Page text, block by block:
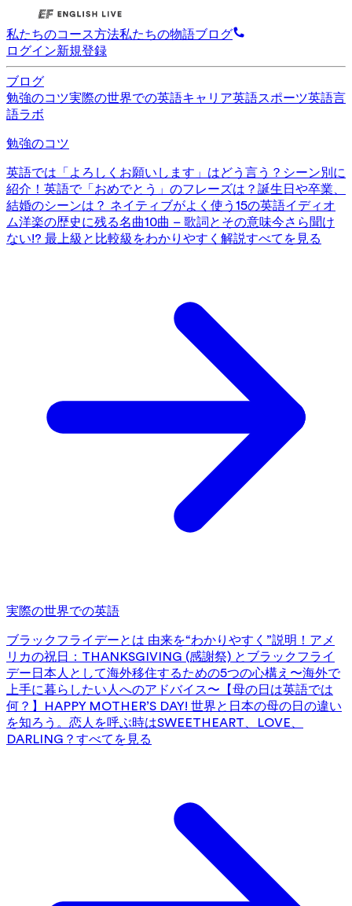
私たちのコース方法私たちの物語ブログ
ログイン新規登録
ブログ
勉強のコツ実際の世界での英語キャリア英語スポーツ英語言
語ラボ
勉強のコツ
英語では「よろしくお願いします」はどう言う？シーン別に
紹介！ 英語で「おめでとう」のフレーズは？誕生日や卒業、
結婚のシーンは？ ネイティブがよく使う15の英語イディオ
ム洋楽の歴史に残る名曲10曲 – 歌詞とその意味今さら聞け
ない!? 最上級と比較級をわかりやすく解説すべてを見る
実際の世界での英語
ブラックフライデーとは 由来を“わかりやすく”説明！ アメ
リカの祝日：THANKSGIVING (感謝祭) とブラックフライ
デー 日本人として海外移住するための5つの心構え〜海外で
上手に暮らしたい人へのアドバイス〜 【母の日は英語では
何？】HAPPY MOTHER’S DAY! 世界と日本の母の日の違い
を知ろう。 恋人を呼ぶ時はSWEETHEART、LOVE、
DARLING？ すべてを見る